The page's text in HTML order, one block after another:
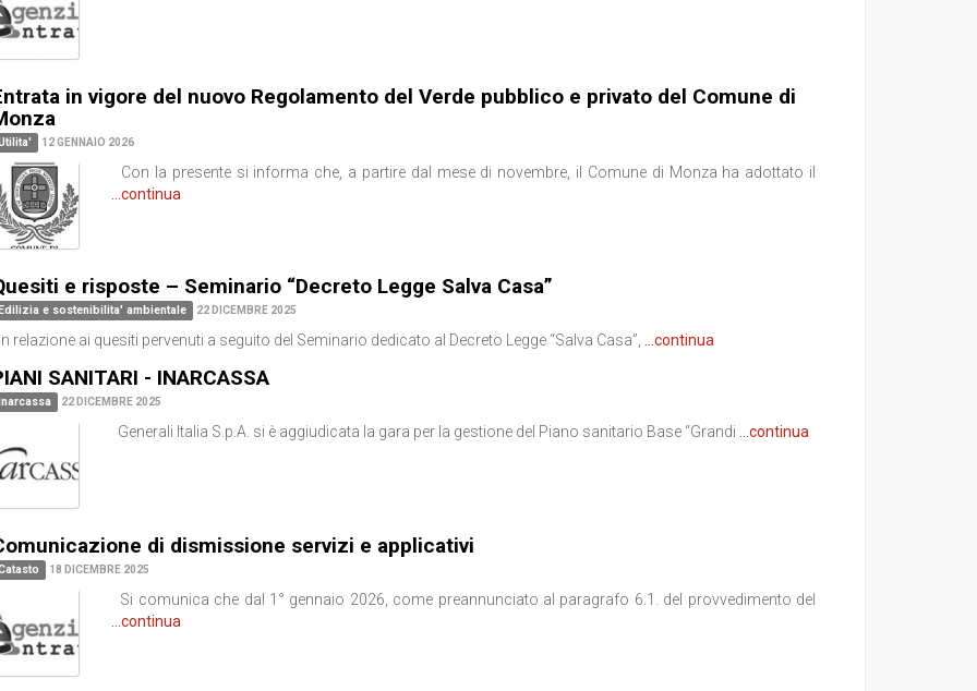
in vigore del nuovo Regolamento del Verde pubblico e privato del Comune di
12 GENNAIO 2026
Con la presente si informa che, a partire dal mese di novembre, il Comune di Monza ha adottato il
...continua
e risposte – Seminario “Decreto Legge Salva Casa”
e sostenibilita' ambientale 22 DICEMBRE 2025
relazione ai quesiti pervenuti a seguito del Seminario dedicato al Decreto Legge “Salva Casa”, ...continua
SANITARI - INARCASSA
22 DICEMBRE 2025
Generali Italia S.p.A. si è aggiudicata la gara per la gestione del Piano sanitario Base “Grandi ...continua
di dismissione servizi e applicativi
18 DICEMBRE 2025
Si comunica che dal 1° gennaio 2026, come preannunciato al paragrafo 6.1. del provvedimento del
...continua